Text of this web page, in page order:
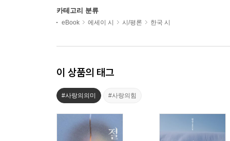
카테고리 분류
eBook 에세이 시 시/평론 한국 시
이 상품의 태그
#사랑의의미 #사랑의힘